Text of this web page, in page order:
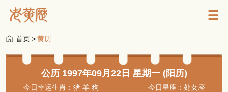
首页>黄历
公历 1997年09月22日 星期一 (阳历)
今日幸运生肖：猪 羊 狗 今日星座：处女座